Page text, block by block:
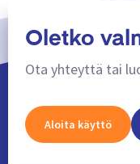
Oletko
Ota yhteyttä tai
Aloita käyttö